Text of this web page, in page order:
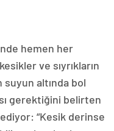
hemen her
ve sıyrıkların
altında bol
gerektiğini belirten
“Kesik derinse